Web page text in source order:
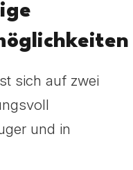
sich auf zwei
und in